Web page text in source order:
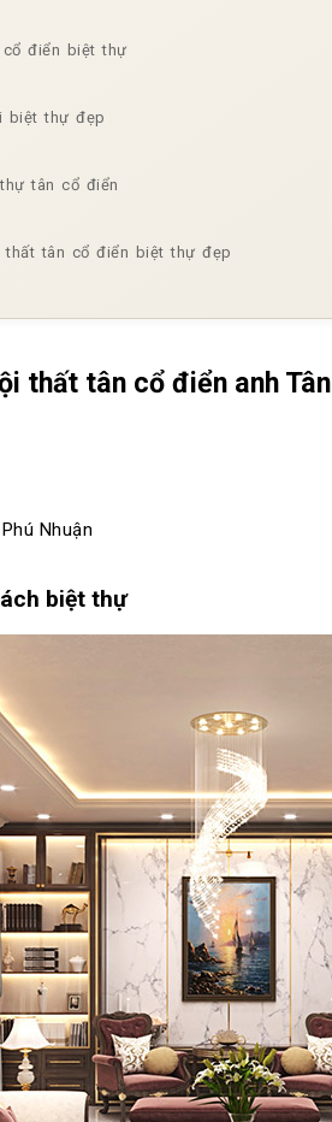
điển biệt thự
biệt thự đẹp
tân cổ điển
tân cổ điển biệt thự đẹp
thất tân cổ điển anh Tân
Nhuận
biệt thự